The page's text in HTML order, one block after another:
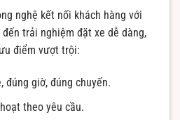
nghệ kết nối khách hàng với
trải nghiệm đặt xe dễ dàng,
điểm vượt trội:
đúng giờ, đúng chuyến.
theo yêu cầu.